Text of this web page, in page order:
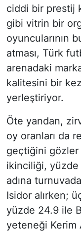
ciddi bir prestij
gibi vitrin bir
oyuncularının
atması, Türk
arenadaki
kalitesini bir kez
yerleştiriyor.
Öte yandan,
oy oranları da
geçtiğini
ikinciliği, yüzde
adına
Isidor alırken;
yüzde 24.9 ile
yeteneği Kerim